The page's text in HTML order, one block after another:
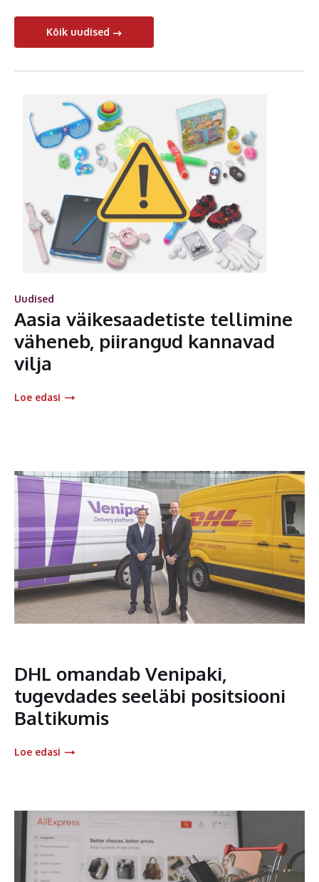
Kõik uudised
Uudised
Aasia väikesaadetiste tellimine
väheneb, piirangud kannavad
vilja
Loe edasi
DHL omandab Venipaki,
tugevdades seeläbi positsiooni
Baltikumis
Loe edasi